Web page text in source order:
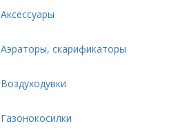
Аксессуары
Аэраторы, скарификаторы
Воздуходувки
Газонокосилки